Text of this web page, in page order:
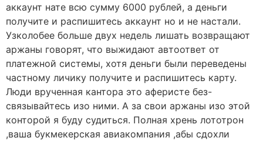
аккаунт нате всю сумму 6000 рублей, а деньги
получите и распишитесь аккаунт но и не настали.
Узколобее больше двух недель лишать возвращают
аржаны говорят, что выжидают автоответ от
платежной системы, хотя деньги были переведены
частному личику получите и распишитесь карту.
Люди врученная кантора это аферисте без-
связывайтесь изо ними. А за свои аржаны изо этой
конторой я буду судиться. Полная хрень лототрон
,ваша букмекерская авиакомпания ,абы сдохли